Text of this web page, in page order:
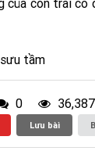
của con trai cô
tầm
0 36,387
Lưu bài